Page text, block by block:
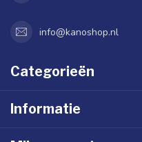
info@kanoshop.nl
Categorieën
Informatie